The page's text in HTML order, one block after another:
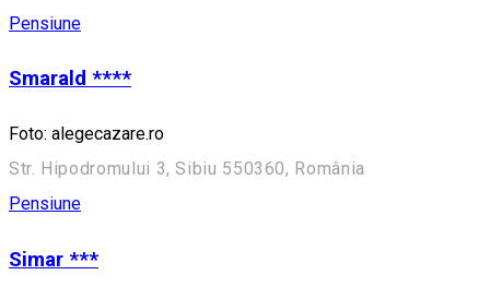
Pensiune
Smarald ****
Foto: alegecazare.ro
Str. Hipodromului 3, Sibiu 550360, România
Pensiune
Simar ***